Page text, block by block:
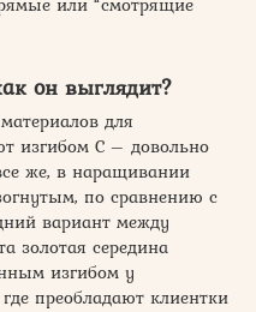
он выглядит?
для
изгибом C – довольно
же, в наращивании
по сравнению с
вариант между
золотая середина
изгибом у
преобладают клиентки